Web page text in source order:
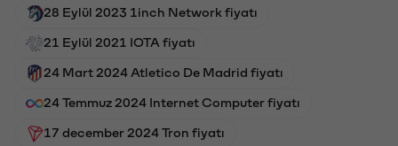
28 Eylül 2023 1inch Network fiyatı
21 Eylül 2021 IOTA fiyatı
24 Mart 2024 Atletico De Madrid fiyatı
24 Temmuz 2024 Internet Computer fiyatı
17 december 2024 Tron fiyatı